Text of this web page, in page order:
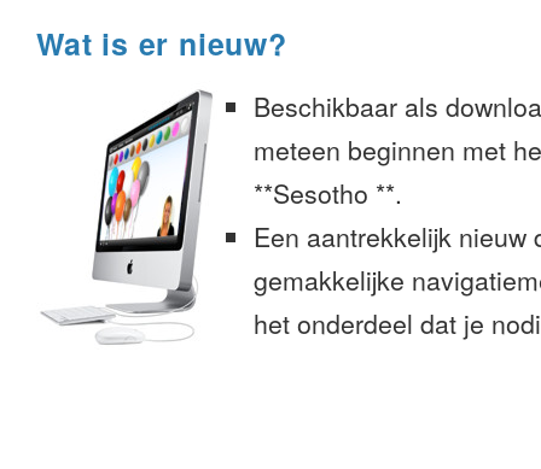
Wat is er nieuw?
Beschikbaar als
meteen beginnen met
**Sesotho **.
Een aantrekkelijk nieuw
gemakkelijke
het onderdeel dat je